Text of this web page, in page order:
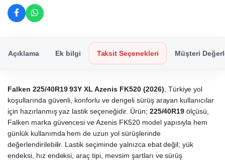
Açıklama Ek bilgi Taksit Seçenekleri Müşteri
Falken 225/40R19 93Y XL Azenis FK520 (2026) , Türkiye yol
koşullarında güvenli, konforlu ve dengeli sürüş arayan kullanıcılar
için hazırlanmış yaz lastik seçeneğidir. Ürün; 225/40R19 ölçüsü,
Falken marka güvencesi ve Azenis FK520 model yapısıyla hem
günlük kullanımda hem de uzun yol sürüşlerinde
değerlendirilebilir. Lastik seçiminde yalnızca ebat değil; yük
endeksi, hız endeksi, araç tipi, mevsim şartları ve sürüş